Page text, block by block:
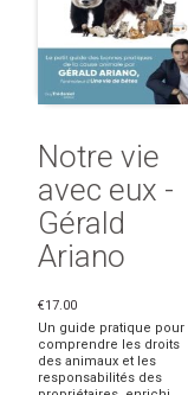
Notre vie
avec eux -
Gérald
Ariano
€17.00
Un guide pratique pour
comprendre les droits
des animaux et les
responsabilités des